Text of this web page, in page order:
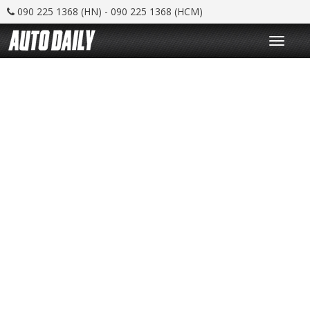
090 225 1368 (HN) - 090 225 1368 (HCM)
T
o
g